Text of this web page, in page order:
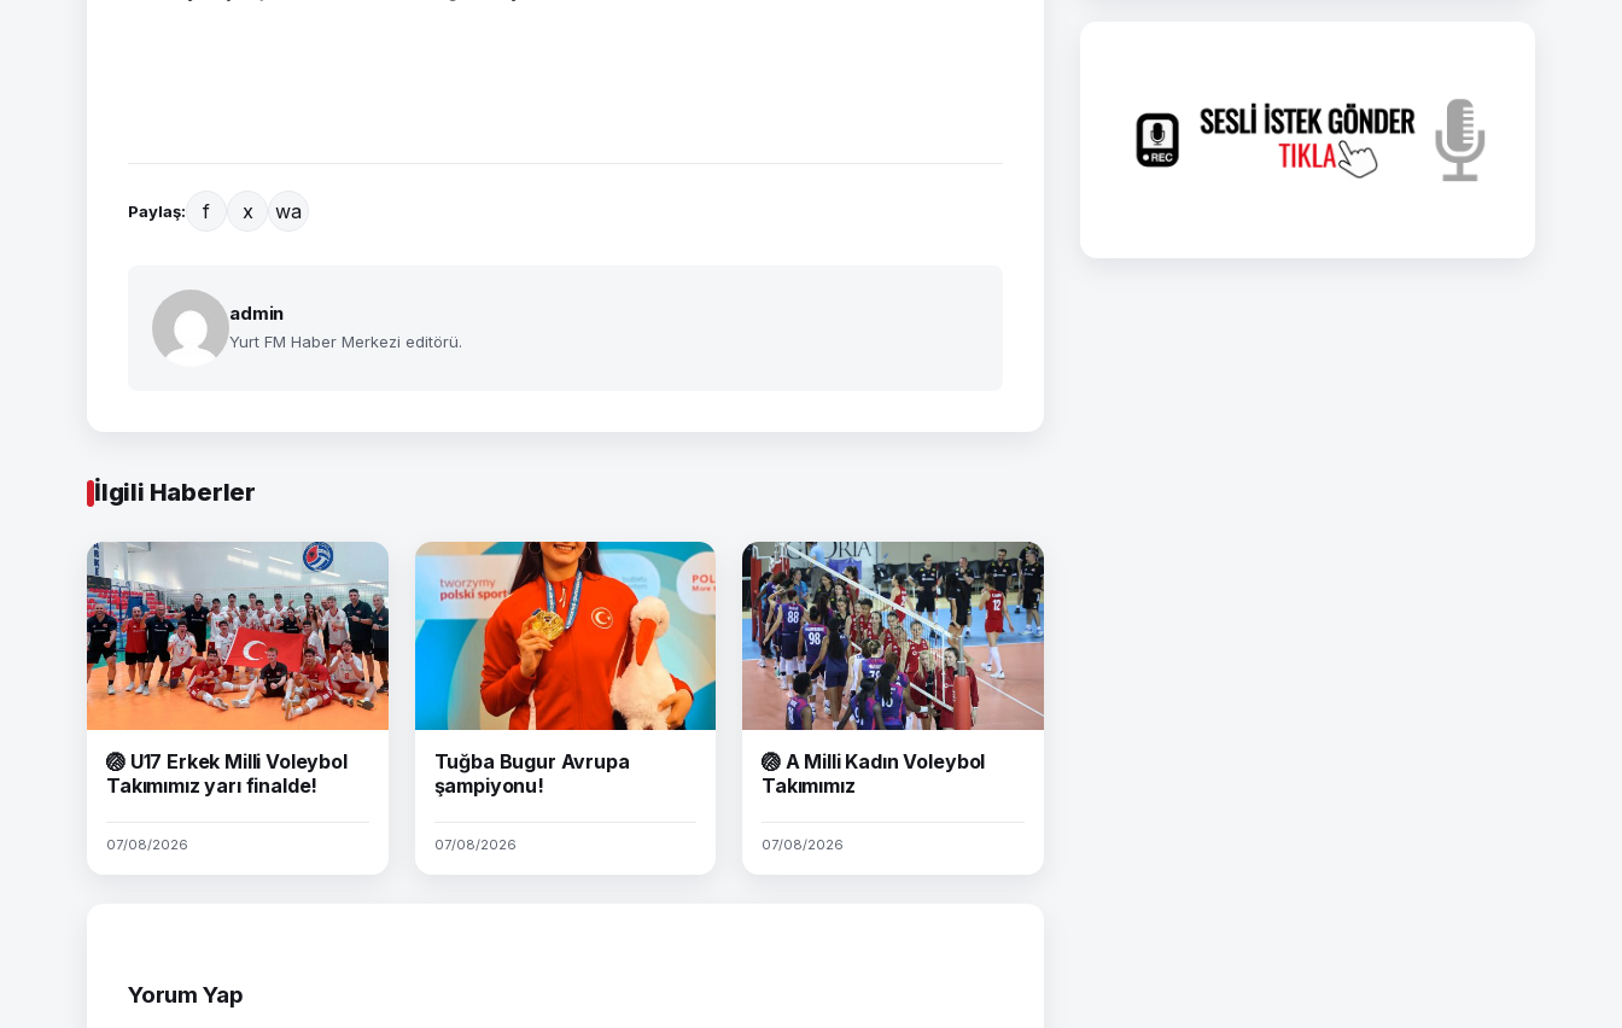
Paylaş: f x wa
admin
Yurt FM Haber Merkezi editörü.
İlgili Haberler
🏐 U17 Erkek Milli Voleybol
Takımımız yarı finalde!
07/08/2026
Tuğba Bugur Avrupa
şampiyonu!
07/08/2026
🏐 A Milli Kadın Voleybol
Takımımız
07/08/2026
Yorum Yap